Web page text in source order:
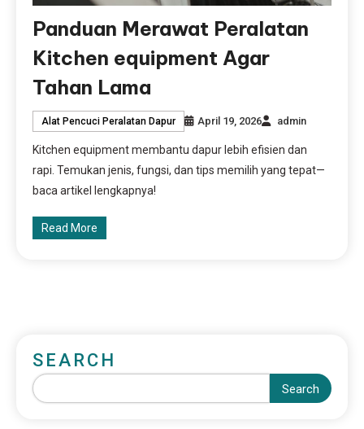
Panduan Merawat Peralatan
Kitchen equipment Agar
Tahan Lama
Alat Pencuci Peralatan Dapur April 19, 2026 admin
Kitchen equipment membantu dapur lebih efisien dan
rapi. Temukan jenis, fungsi, dan tips memilih yang tepat—
baca artikel lengkapnya!
Read More
SEARCH
Search